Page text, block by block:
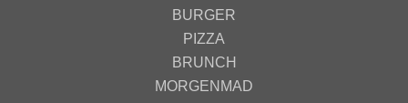
BURGER
PIZZA
BRUNCH
MORGENMAD